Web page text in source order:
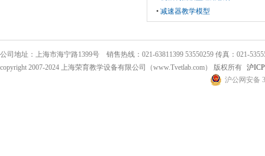
• 减速器教学模型
公司地址：上海市海宁路1399号 销售热线：021-63811399 53550259 传真：021-
copyright 2007-2024 上海荣育教学设备有限公司（www.Tvetlab.com） 版权所有 沪
沪公网安备